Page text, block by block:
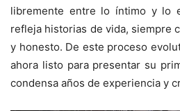
libremente entre lo íntimo y lo
refleja historias de vida, siempre
y honesto. De este proceso
ahora listo para presentar su
condensa años de experiencia y